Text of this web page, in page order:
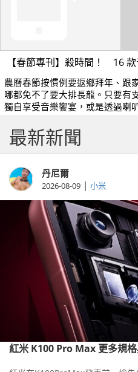
【春節專刊】殺時間！ 16
農曆春節按慣例要返鄉拜年、跟
哪都免不了要大排長龍。只要有
獨自享受音樂饗宴，或是透過喇
最新新聞
丹尼爾
2026-08-09 | 小米
紅米 K100 Pro Max 更多規